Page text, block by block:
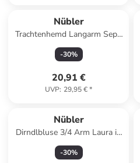
Nübler
Trachtenhemd Langarm Sepp
in Blau
-30%
20,91 €
UVP: 29,95 €*
Nübler
Dirndlbluse 3/4 Arm Laura in
Schwarz
-30%